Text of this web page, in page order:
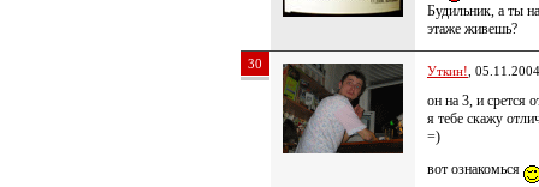
Будильник, а ты
этаже живешь?
30 Уткин! ,
он на 3, и срется
я тебе скажу
=)
вот ознакомься